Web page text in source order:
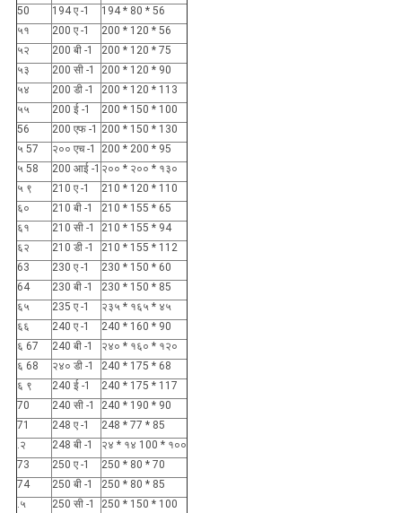
50 194 ए -1
194 * 80 * 56
५१
200 ए -1
200 * 120 * 56
५२
200 बी -1
200 * 120 * 75
५३
200 सी -1
200 * 120 * 90
५४
200 डी -1
200 * 120 * 113
५५
200 ई -1
200 * 150 * 100
56
200 एफ -1 200 * 150 * 130
५ 57
२०० एच -1
200 * 200 * 95
५ 58
200 आई -1 २०० * २०० * १३०
५ ९
210 ए -1
210 * 120 * 110
६०
210 बी -1
210 * 155 * 65
६१
210 सी -1
210 * 155 * 94
६२
210 डी -1
210 * 155 * 112
63
230 ए -1
230 * 150 * 60
64
230 बी -1
230 * 150 * 85
६५
235 ए -1
२३५ * १६५ * ४५
६६
240 ए -1
240 * 160 * 90
६ 67
240 बी -1
२४० * १६० * १२०
६ 68
२४० डी -1
240 * 175 * 68
६ ९
240 ई -1
240 * 175 * 117
70
240 सी -1
240 * 190 * 90
71
248 ए -1
248 * 77 * 85
.२
248 बी -1
२४ * १४ 100 * १००
73
250 ए -1
250 * 80 * 70
74
250 बी -1
250 * 80 * 85
.५
250 सी -1
250 * 150 * 100